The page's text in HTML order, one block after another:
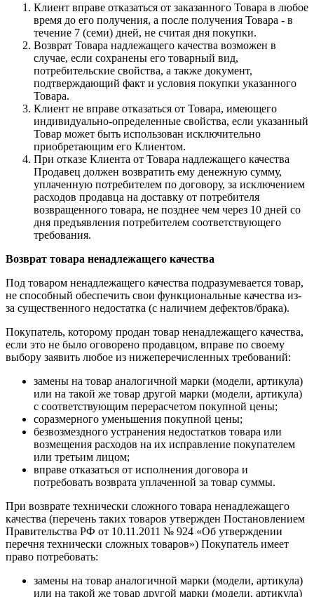
Клиент вправе отказаться от заказанного Товара в любое
время до его получения, а после получения Товара - в
течение 7 (семи) дней, не считая дня покупки.
Возврат Товара надлежащего качества возможен в
случае, если сохранены его товарный вид,
потребительские свойства, а также документ,
подтверждающий факт и условия покупки указанного
Товара.
Клиент не вправе отказаться от Товара, имеющего
индивидуально-определенные свойства, если указанный
Товар может быть использован исключительно
приобретающим его Клиентом.
При отказе Клиента от Товара надлежащего качества
Продавец должен возвратить ему денежную сумму,
уплаченную потребителем по договору, за исключением
расходов продавца на доставку от потребителя
возвращенного товара, не позднее чем через 10 дней со
дня предъявления потребителем соответствующего
требования.
Возврат товара ненадлежащего качества
Под товаром ненадлежащего качества подразумевается товар,
не способный обеспечить свои функциональные качества из-
за существенного недостатка (с наличием дефектов/брака).
Покупатель, которому продан товар ненадлежащего качества,
если это не было оговорено продавцом, вправе по своему
выбору заявить любое из нижеперечисленных требований:
замены на товар аналогичной марки (модели, артикула)
или на такой же товар другой марки (модели, артикула)
с соответствующим перерасчетом покупной цены;
соразмерного уменьшения покупной цены;
безвозмездного устранения недостатков товара или
возмещения расходов на их исправление покупателем
или третьим лицом;
вправе отказаться от исполнения договора и
потребовать возврата уплаченной за товар суммы.
При возврате технически сложного товара ненадлежащего
качества (перечень таких товаров утвержден Постановлением
Правительства РФ от 10.11.2011 № 924 «Об утверждении
перечня технически сложных товаров») Покупатель имеет
право потребовать:
замены на товар аналогичной марки (модели, артикула)
или на такой же товар другой марки (модели, артикула)